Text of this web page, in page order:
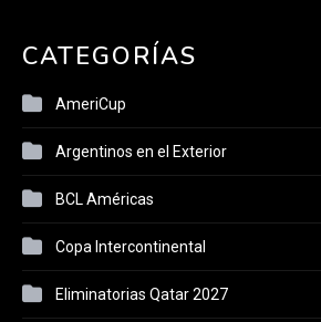
CATEGORÍAS
AmeriCup
Argentinos en el Exterior
BCL Américas
Copa Intercontinental
Eliminatorias Qatar 2027